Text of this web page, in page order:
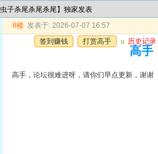
子杀尾杀尾杀尾】独家发表
8楼 发表于: 2026-07-07 16:57
签到赚钱
打赏高手 u 历史记录
高手
高手，论坛很难进呀，请你们早点更新，谢谢